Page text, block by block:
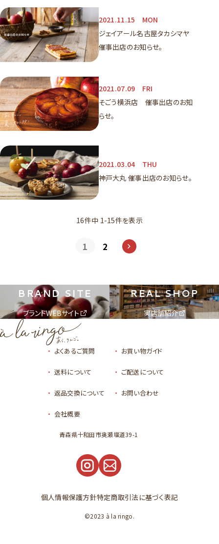
2021.11.15
MON
ジェイアール名古屋タカシマヤ
催事出店のお知らせ。
2021.07.09
FRI
そごう横浜店 催事出店のお知
らせ。
2021.03.04
THU
神戸大丸 催事出店のお知らせ。
16件中 1-15件を表示
1 2
BRAND SITE
ブランドWEBサイト
REAL SHOP
実店舗紹介
よくあるご質問 お買い物ガイド
送料について ご配送について
返品交換について お問い合わせ
会社概要
青森県十和田市奥瀬堰道39-1
個人情報保護方針特定商取引法に基づく表記
©2023 à la ringo.